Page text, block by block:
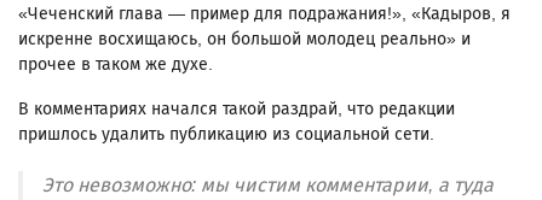
«Чеченский глава — пример для подражания!», «Кадыров, я
искренне восхищаюсь, он большой молодец реально» и
прочее в таком же духе.
В комментариях начался такой раздрай, что редакции
пришлось удалить публикацию из социальной сети.
Это невозможно: мы чистим комментарии, а туда